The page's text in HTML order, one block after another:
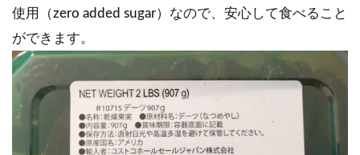
使用（zero added sugar）なので、安心して食べること
ができます。